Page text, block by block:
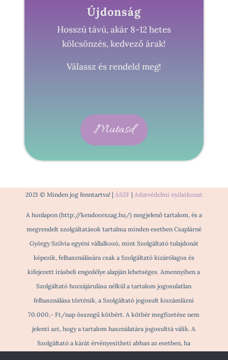
Újdonság
Hosszú távú, akár 8-12 hetes
kölcsönzés, kedvező árak!
Válassz és rendeld meg!
Mutasd
2021 © Minden jog fenntartva! | ÁSZF| Adatvédelmi nyilatkozat
A honlapon (http://kendoorszag.hu/) megjelenő tartalom, és a
megrendelt szolgáltatások tartalma minden esetben Csaplárné
György Szilvia egyéni vállalkozó, mint Szolgáltató tulajdonát
képezik, felhasználására csak a Szolgáltató kizárólagos és
kifejezett írásbeli engedélye alapján lehetséges. Amennyiben a
Szolgáltató hozzájárulása nélkül a tartalom jogosulatlan
felhasználása történik, a Szolgáltató jogosult kiszámlázni
70.000,- Ft/nap összegű kötbért. A kötbér megfizetése nem
jelenti azt, hogy a tartalom használatára jogosulttá válik. A
Szolgáltató a kárát érvényesítheti abban az esetben, ha